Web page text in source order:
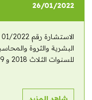
26/01/2022
للسنوات الثلاث 2018 و 2019 و 2020.